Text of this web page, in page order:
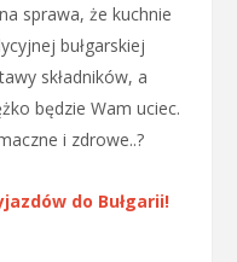
sprawa, że kuchnie
bułgarskiej
składników, a
będzie Wam uciec.
i zdrowe..?
do Bułgarii!